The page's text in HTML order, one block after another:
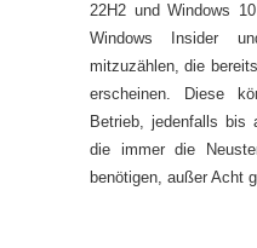
22H2 und Windows
Windows Insider
mitzuzählen, die
erscheinen. Diese
Betrieb, jedenfalls bis
die immer die
benötigen, außer Acht